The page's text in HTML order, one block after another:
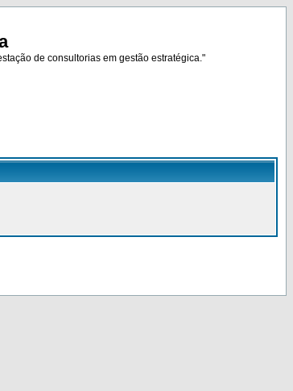
de consultorias em gestão estratégica."